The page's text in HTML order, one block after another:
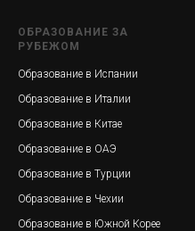
ОБРАЗОВАНИЕ ЗА
РУБЕЖОМ
Образование в Испании
Образование в Италии
Образование в Китае
Образование в ОАЭ
Образование в Турции
Образование в Чехии
Образование в Южной Корее